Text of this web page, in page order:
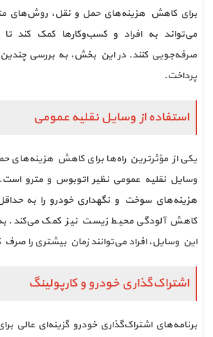
برای کاهش هزینه‌های حمل و نقل، روش‌های
می‌تواند به افراد و کسب‌وکارها کمک کند
صرفه‌جویی کنند. در این بخش، به بررسی چندین
پرداخت.
استفاده از وسایل نقلیه عمومی
یکی از مؤثرترین راه‌ها برای کاهش هزینه‌های
وسایل نقلیه عمومی نظیر اتوبوس و مترو
هزینه‌های سوخت و نگهداری خودرو را به
کاهش آلودگی محیط زیست نیز کمک می‌کند.
این وسایل، افراد می‌توانند زمان بیشتری را صرف
اشتراک‌گذاری خودرو و کارپولینگ
برنامه‌های اشتراک‌گذاری خودرو گزینه‌ای عالی